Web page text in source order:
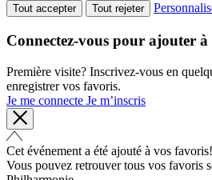
Tout accepter Tout rejeter
Connectez-vous pour ajouter
Première visite? Inscrivez-vous en
enregistrer vos favoris.
Je me connecte Je m’inscris
Cet événement a été ajouté à vos favoris!
Vous pouvez retrouver tous vos favoris